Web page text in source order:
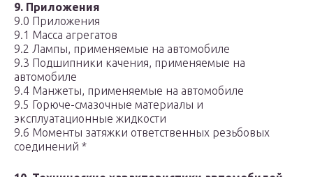
9. Приложения
9.0 Приложения
9.1 Масса агрегатов
9.2 Лампы, применяемые на автомобиле
9.3 Подшипники качения, применяемые на
автомобиле
9.4 Манжеты, применяемые на автомобиле
9.5 Горюче-смазочные материалы и
эксплуатационные жидкости
9.6 Моменты затяжки ответственных резьбовых
соединений *